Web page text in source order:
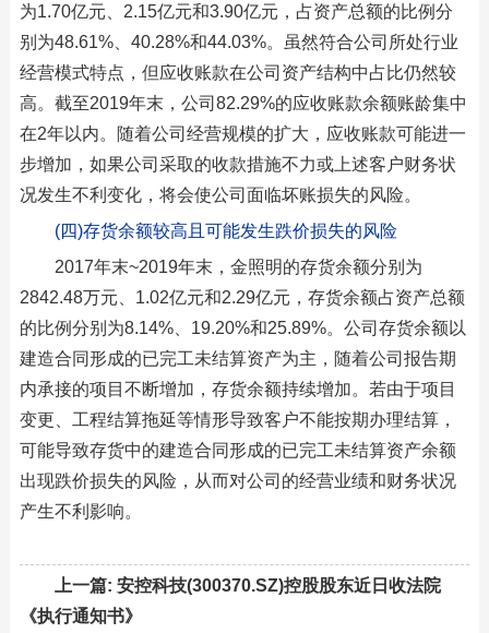
为1.70亿元、2.15亿元和3.90亿元，占资产总额的比例分
别为48.61%、40.28%和44.03%。虽然符合公司所处行业
经营模式特点，但应收账款在公司资产结构中占比仍然较
高。截至2019年末，公司82.29%的应收账款余额账龄集中
在2年以内。随着公司经营规模的扩大，应收账款可能进一
步增加，如果公司采取的收款措施不力或上述客户财务状
况发生不利变化，将会使公司面临坏账损失的风险。
(四)存货余额较高且可能发生跌价损失的风险
2017年末~2019年末，金照明的存货余额分别为
2842.48万元、1.02亿元和2.29亿元，存货余额占资产总额
的比例分别为8.14%、19.20%和25.89%。公司存货余额以
建造合同形成的已完工未结算资产为主，随着公司报告期
内承接的项目不断增加，存货余额持续增加。若由于项目
变更、工程结算拖延等情形导致客户不能按期办理结算，
可能导致存货中的建造合同形成的已完工未结算资产余额
出现跌价损失的风险，从而对公司的经营业绩和财务状况
产生不利影响。
上一篇: 安控科技(300370.SZ)控股股东近日收法院
《执行通知书》